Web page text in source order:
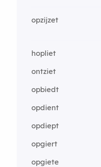
opzijzet
hopliet
ontziet
opbiedt
opdient
opdiept
opgiert
opgiete